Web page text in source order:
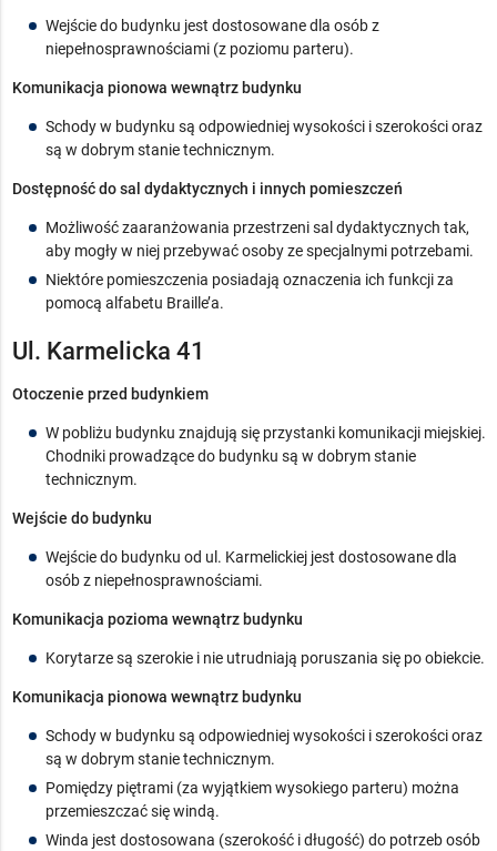
Wejście do budynku jest dostosowane dla osób z
niepełnosprawnościami (z poziomu parteru).
Komunikacja pionowa wewnątrz budynku
Schody w budynku są odpowiedniej wysokości i szerokości oraz
są w dobrym stanie technicznym.
Dostępność do sal dydaktycznych i innych pomieszczeń
Możliwość zaaranżowania przestrzeni sal dydaktycznych tak,
aby mogły w niej przebywać osoby ze specjalnymi potrzebami.
Niektóre pomieszczenia posiadają oznaczenia ich funkcji za
pomocą alfabetu Braille’a.
Ul. Karmelicka 41
Otoczenie przed budynkiem
W pobliżu budynku znajdują się przystanki komunikacji miejskiej.
Chodniki prowadzące do budynku są w dobrym stanie
technicznym.
Wejście do budynku
Wejście do budynku od ul. Karmelickiej jest dostosowane dla
osób z niepełnosprawnościami.
Komunikacja pozioma wewnątrz budynku
Korytarze są szerokie i nie utrudniają poruszania się po obiekcie.
Komunikacja pionowa wewnątrz budynku
Schody w budynku są odpowiedniej wysokości i szerokości oraz
są w dobrym stanie technicznym.
Pomiędzy piętrami (za wyjątkiem wysokiego parteru) można
przemieszczać się windą.
Winda jest dostosowana (szerokość i długość) do potrzeb osób